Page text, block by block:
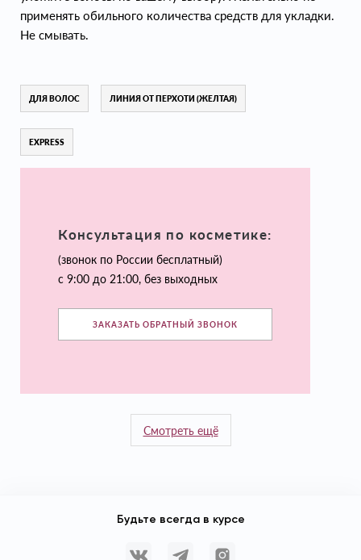
применять обильного количества средств для укладки.
Не смывать.
ДЛЯ ВОЛОС ЛИНИЯ ОТ ПЕРХОТИ (ЖЕЛТАЯ)
EXPRESS
Консультация по косметике:
(звонок по России бесплатный)
с 9:00 до 21:00, без выходных
ЗАКАЗАТЬ ОБРАТНЫЙ ЗВОНОК
Смотреть ещё
Будьте всегда в курсе